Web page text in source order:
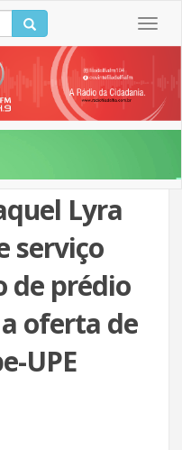
Lyra
serviço
de prédio
oferta de
UPE